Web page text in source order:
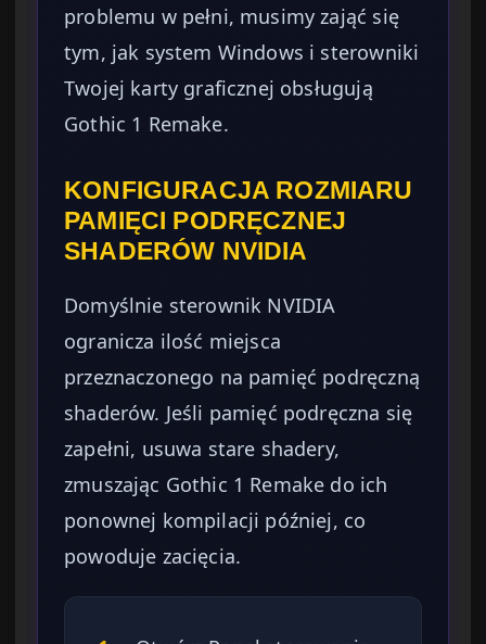
problemu w pełni, musimy zająć się
tym, jak system Windows i sterowniki
Twojej karty graficznej obsługują
Gothic 1 Remake.
KONFIGURACJA ROZMIARU
PAMIĘCI PODRĘCZNEJ
SHADERÓW NVIDIA
Domyślnie sterownik NVIDIA
ogranicza ilość miejsca
przeznaczonego na pamięć podręczną
shaderów. Jeśli pamięć podręczna się
zapełni, usuwa stare shadery,
zmuszając Gothic 1 Remake do ich
ponownej kompilacji później, co
powoduje zacięcia.